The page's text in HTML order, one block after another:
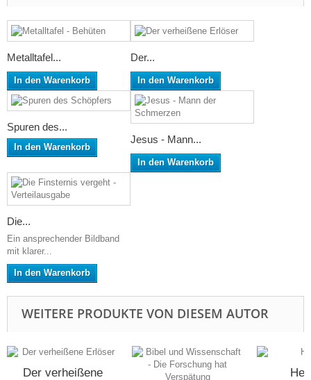
Metalltafel...
In den Warenkorb
Der...
In den Warenkorb
Spuren des...
In den Warenkorb
Jesus - Mann...
In den Warenkorb
Die...
Ein ansprechender Bildband
mit klarer...
In den Warenkorb
WEITERE PRODUKTE VON DIESEM AUTOR
Der verheißene